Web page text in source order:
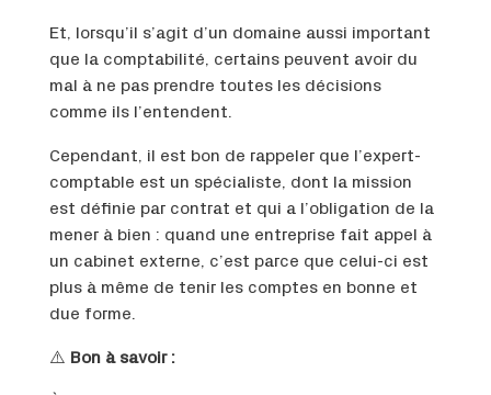
Et, lorsqu’il s’agit d’un domaine aussi important
que la comptabilité, certains peuvent avoir du
mal à ne pas prendre toutes les décisions
comme ils l’entendent.
Cependant, il est bon de rappeler que l’expert-
comptable est un spécialiste, dont la mission
est définie par contrat et qui a l’obligation de la
mener à bien : quand une entreprise fait appel à
un cabinet externe, c’est parce que celui-ci est
plus à même de tenir les comptes en bonne et
due forme.
⚠️ Bon à savoir :